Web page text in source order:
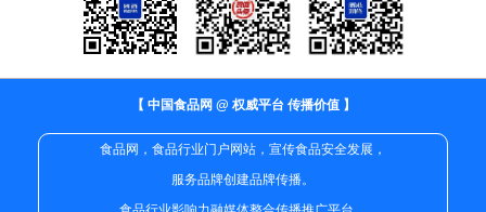
【 中国食品网 @ 权威平台 传播价值 】
食品网，食品行业门户网站，宣传食品安全发展，
服务品牌创建品牌传播。